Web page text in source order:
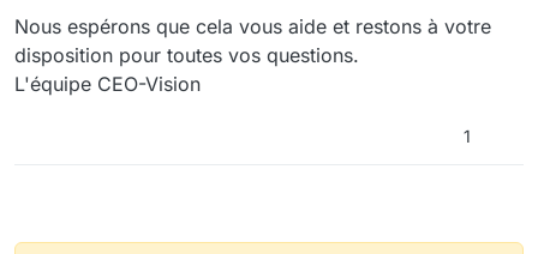
Nous espérons que cela vous aide et restons à votre
disposition pour toutes vos questions.
L'équipe CEO-Vision
1